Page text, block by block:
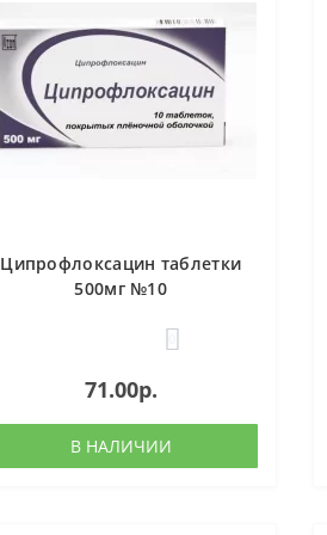
Ципрофлоксацин таблетки
500мг №10
71.00р.
В НАЛИЧИИ